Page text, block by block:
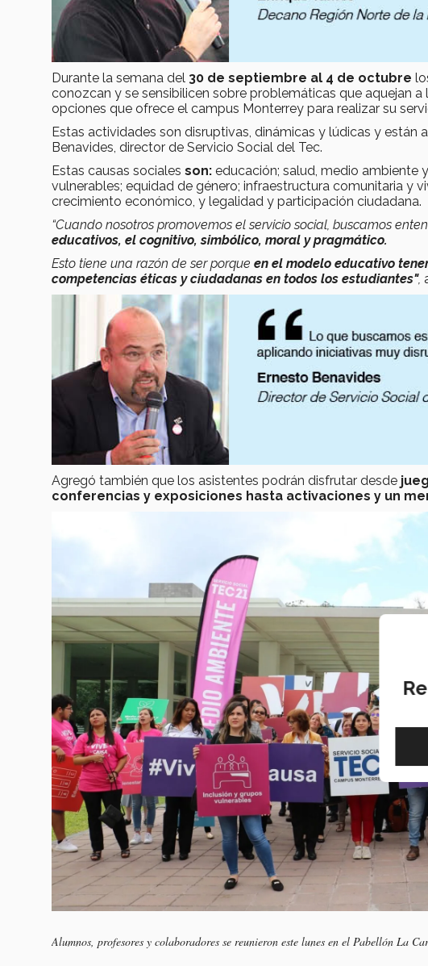
Durante la semana del 30 de septiembre al 4 de octubre
conozcan y se sensibilicen sobre problemáticas que aquejan
opciones que ofrece el campus Monterrey para realizar su
Estas actividades son disruptivas, dinámicas y lúdicas y están
Benavides, director de Servicio Social del Tec.
Estas causas sociales son: educación; salud, medio ambiente
vulnerables; equidad de género; infraestructura comunitaria y
crecimiento económico, y legalidad y participación ciudadana.
“Cuando nosotros promovemos el servicio social, buscamos
educativos, el cognitivo, simbólico, moral y pragmático.
Esto tiene una razón de ser porque en el modelo educativo
competencias éticas y ciudadanas en todos los estudiantes",
Agregó también que los asistentes podrán disfrutar desde
conferencias y exposiciones hasta activaciones y un
Alumnos, profesores y colaboradores se reunieron este lunes en el Pabellón La